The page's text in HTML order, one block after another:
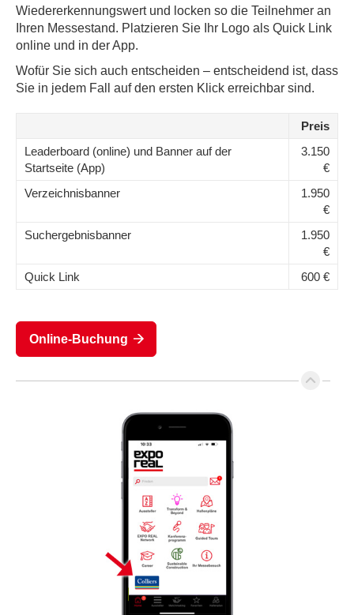
Wiedererkennungswert und locken so die Teilnehmer an
Ihren Messestand. Platzieren Sie Ihr Logo als Quick Link
online und in der App.
Wofür Sie sich auch entscheiden – entscheidend ist, dass
Sie in jedem Fall auf den ersten Klick erreichbar sind.
Preis
Leaderboard (online) und Banner auf der
Startseite (App)
3.150
€
Verzeichnisbanner
1.950
€
Suchergebnisbanner
1.950
€
Quick Link
600 €
Online-Buchung